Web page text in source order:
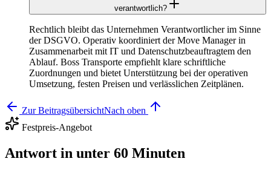
verantwortlich?
Rechtlich bleibt das Unternehmen Verantwortlicher im Sinne
der DSGVO. Operativ koordiniert der Move Manager in
Zusammenarbeit mit IT und Datenschutzbeauftragtem den
Ablauf. Boss Transporte empfiehlt klare schriftliche
Zuordnungen und bietet Unterstützung bei der operativen
Umsetzung, festen Preisen und verlässlichen Zeitplänen.
Zur BeitragsübersichtNach oben
Festpreis-Angebot
Antwort in unter 60 Minuten